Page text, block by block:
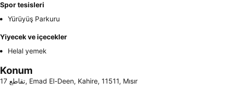
Spor tesisleri
Yürüyüş Parkuru
Yiyecek ve içecekler
Helal yemek
Konum
17 تقاطع, Emad El-Deen, Kahire, 11511, Mısır